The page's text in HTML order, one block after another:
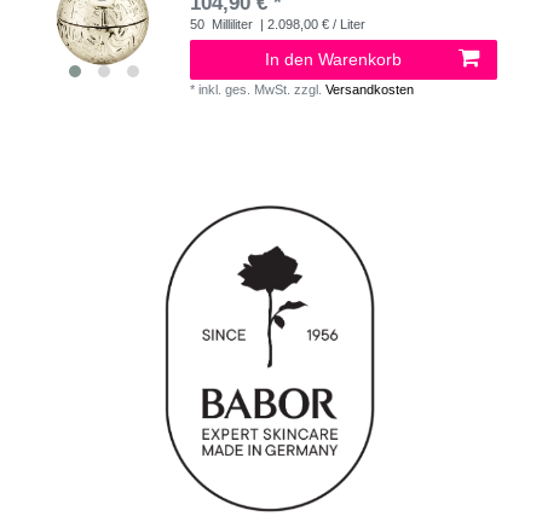
50 Milliliter | 2.098,00 € / Liter
In den Warenkorb
*inkl. ges. MwSt. zzgl.Versandkosten